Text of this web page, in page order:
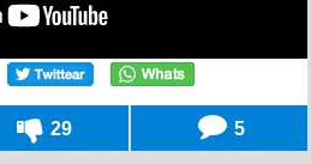
29 5